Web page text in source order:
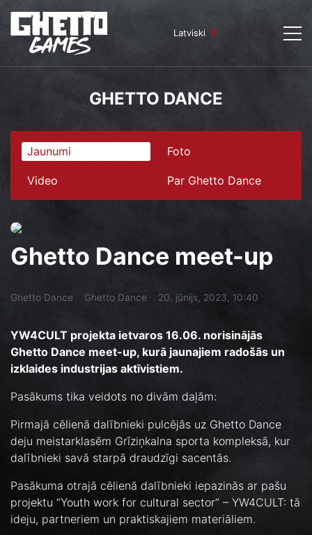
Latviski
GHETTO DANCE
Jaunumi Foto
Video Par Ghetto Dance
Ghetto Dance meet-up
Ghetto Dance Ghetto Dance 20. jūnijs, 2023, 10:40
YW4CULT projekta ietvaros 16.06. norisinājās
Ghetto Dance meet-up, kurā jaunajiem radošās un
izklaides industrijas aktīvistiem.
Pasākums tika veidots no divām daļām:
Pirmajā cēlienā dalībnieki pulcējās uz Ghetto Dance
deju meistarklasēm Grīziņkalna sporta kompleksā, kur
dalībnieki savā starpā draudzīgi sacentās.
Pasākuma otrajā cēlienā dalībnieki iepazinās ar pašu
projektu “Youth work for cultural sector” – YW4CULT: tā
ideju, partneriem un praktiskajiem materiāliem.